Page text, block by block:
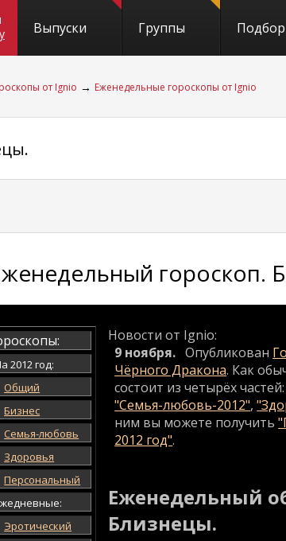
Выпуски Группы
от Ignio → Еженедельные гороскопы от Ignio
гороскоп.
2012 год:
Общий
Бизнес
Семья-любовь
Здоровья
Персональный
Эротический
Новости от Ignio:
9 ноября. Опубликован
Чёрного Дракона. Как
состоит из четырёх
"Семья-любовь-2012",
ним вы можете получить
2012 год".
Еженедельный
Близнецы.